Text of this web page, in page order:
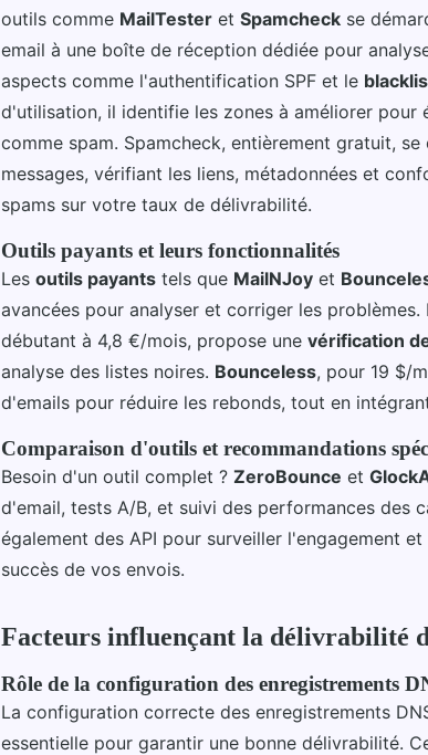
outils comme MailTester et Spamcheck se
email à une boîte de réception dédiée pour
aspects comme l'authentification SPF et le
d'utilisation, il identifie les zones à améliorer pour
comme spam. Spamcheck, entièrement gratuit,
messages, vérifiant les liens, métadonnées et
spams sur votre taux de délivrabilité.
Outils payants et leurs fonctionnalités
Les outils payants tels que MailNJoy et
avancées pour analyser et corriger les
débutant à 4,8 €/mois, propose une vérification
analyse des listes noires. Bounceless, pour 19 $/
d'emails pour réduire les rebonds, tout en
Comparaison d'outils et recommandations
Besoin d'un outil complet ? ZeroBounce et
d'email, tests A/B, et suivi des performances des
également des API pour surveiller l'engagement
succès de vos envois.
Facteurs influençant la délivrabilité
Rôle de la configuration des enregistrements
La configuration correcte des enregistrements
essentielle pour garantir une bonne délivrabilité.